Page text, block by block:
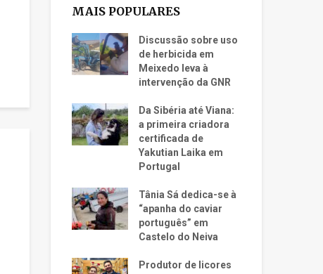
MAIS POPULARES
Discussão sobre uso
de herbicida em
Meixedo leva à
intervenção da GNR
Da Sibéria até Viana:
a primeira criadora
certificada de
Yakutian Laika em
Portugal
Tânia Sá dedica-se à
“apanha do caviar
português” em
Castelo do Neiva
Produtor de licores